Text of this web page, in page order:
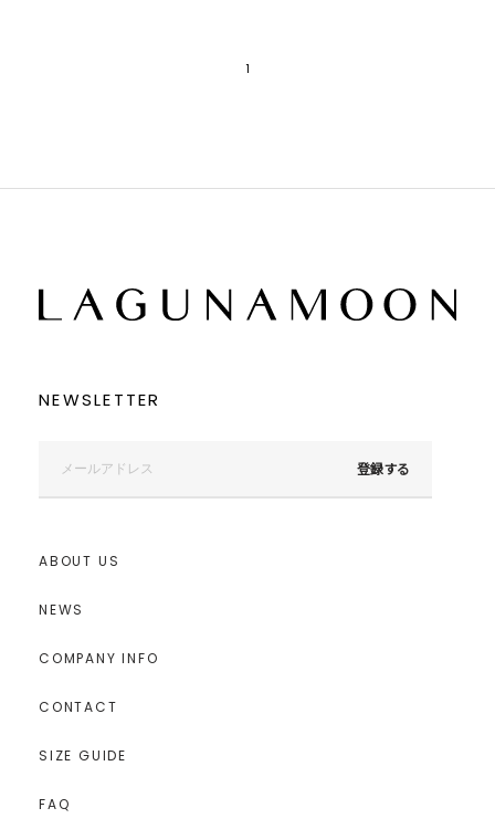
1
NEWSLETTER
登録する
ABOUT US
NEWS
COMPANY INFO
CONTACT
SIZE GUIDE
FAQ